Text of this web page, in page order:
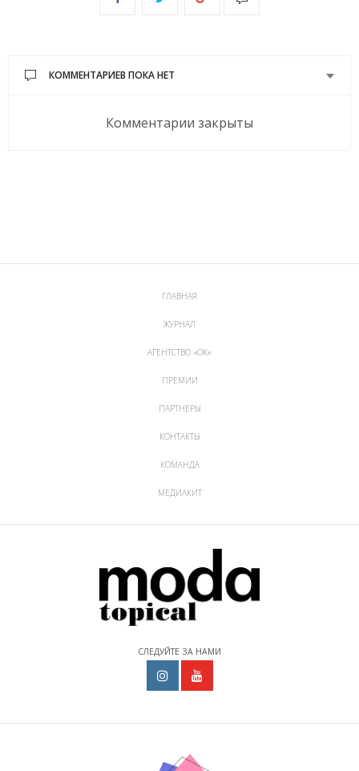
КОММЕНТАРИЕВ ПОКА НЕТ
Комментарии закрыты
ГЛАВНАЯ
ЖУРНАЛ
АГЕНТСТВО «ОК»
ПРЕМИИ
ПАРТНЕРЫ
КОНТАКТЫ
КОМАНДА
МЕДИАКИТ
СЛЕДУЙТЕ ЗА НАМИ